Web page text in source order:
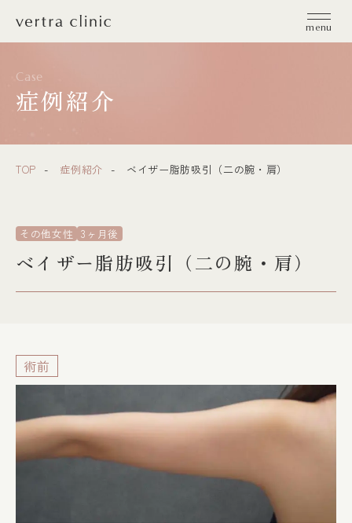
vertra clinic（ヴェルトラクリニック）
menu
Case
症例紹介
TOP 症例紹介 ベイザー脂肪吸引（二の腕・肩）
その他女性 3ヶ月後
ベイザー脂肪吸引（二の腕・肩）
術前